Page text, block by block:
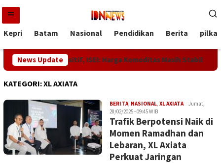
Loncat
konten
Kepri Batam Nasional Pendidikan Berita
News Update
Jadi Sinyal Positif, ISEI: Harga Komoditas Masih Stabil
KATEGORI:XL AXIATA
BERITA, NASIONAL, XL AXIATAImanJumat,
28/02/2025 - 09:45 WIB
Trafik Berpotensi Naik di
Momen Ramadhan dan
Lebaran, XL Axiata
Perkuat Jaringan